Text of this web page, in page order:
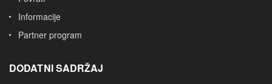
Informacije
Partner program
DODATNI SADRŽAJ